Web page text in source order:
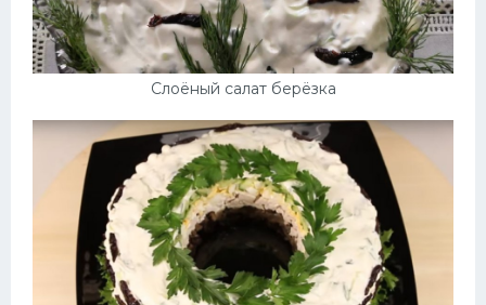
Слоёный салат берёзка